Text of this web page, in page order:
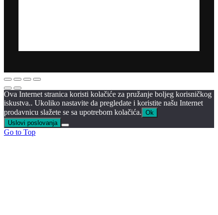
Ova Internet stranica koristi kolačiće za pružanje boljeg korisničkog
iskustva.. Ukoliko nastavite da pregledate i koristite našu Internet
prodavnicu slažete se sa upotrebom kolačića. Ok
Uslovi poslovanja
Go to Top